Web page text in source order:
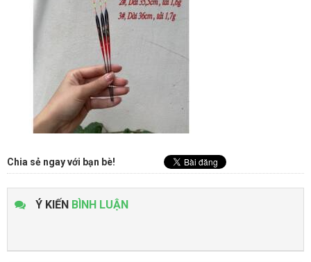
Chia sẻ ngay với bạn bè!
Ý KIẾN BÌNH LUẬN